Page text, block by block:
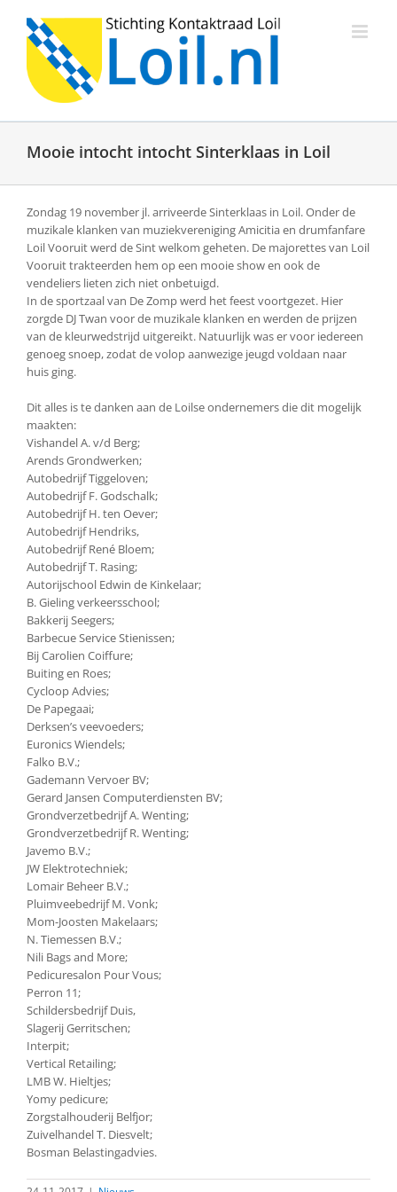
inhoud
Mooie intocht intocht Sinterklaas in Loil
Zondag 19 november jl. arriveerde Sinterklaas in Loil. Onder de
muzikale klanken van muziekvereniging Amicitia en drumfanfare
Loil Vooruit werd de Sint welkom geheten. De majorettes van Loil
Vooruit trakteerden hem op een mooie show en ook de
vendeliers lieten zich niet onbetuigd.
In de sportzaal van De Zomp werd het feest voortgezet. Hier
zorgde DJ Twan voor de muzikale klanken en werden de prijzen
van de kleurwedstrijd uitgereikt. Natuurlijk was er voor iedereen
genoeg snoep, zodat de volop aanwezige jeugd voldaan naar
huis ging.
Dit alles is te danken aan de Loilse ondernemers die dit mogelijk
maakten:
Vishandel A. v/d Berg;
Arends Grondwerken;
Autobedrijf Tiggeloven;
Autobedrijf F. Godschalk;
Autobedrijf H. ten Oever;
Autobedrijf Hendriks,
Autobedrijf René Bloem;
Autobedrijf T. Rasing;
Autorijschool Edwin de Kinkelaar;
B. Gieling verkeersschool;
Bakkerij Seegers;
Barbecue Service Stienissen;
Bij Carolien Coiffure;
Buiting en Roes;
Cycloop Advies;
De Papegaai;
Derksen’s veevoeders;
Euronics Wiendels;
Falko B.V.;
Gademann Vervoer BV;
Gerard Jansen Computerdiensten BV;
Grondverzetbedrijf A. Wenting;
Grondverzetbedrijf R. Wenting;
Javemo B.V.;
JW Elektrotechniek;
Lomair Beheer B.V.;
Pluimveebedrijf M. Vonk;
Mom-Joosten Makelaars;
N. Tiemessen B.V.;
Nili Bags and More;
Pedicuresalon Pour Vous;
Perron 11;
Schildersbedrijf Duis,
Slagerij Gerritschen;
Interpit;
Vertical Retailing;
LMB W. Hieltjes;
Yomy pedicure;
Zorgstalhouderij Belfjor;
Zuivelhandel T. Diesvelt;
Bosman Belastingadvies.